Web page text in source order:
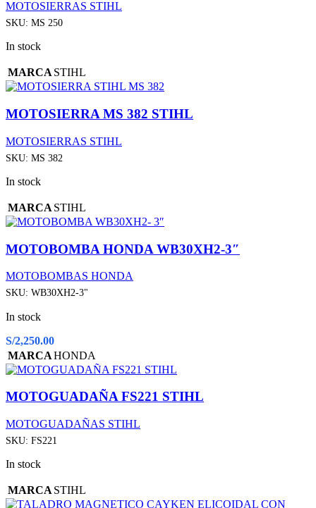
MOTOSIERRAS STIHL
SKU: MS 250
In stock
MARCA STIHL
MOTOSIERRA MS 382 STIHL
MOTOSIERRAS STIHL
SKU: MS 382
In stock
MARCA STIHL
MOTOBOMBA HONDA WB30XH2-3″
MOTOBOMBAS HONDA
SKU: WB30XH2-3"
In stock
S/2,250.00
MARCAHONDA
MOTOGUADAÑA FS221 STIHL
MOTOGUADAÑAS STIHL
SKU: FS221
In stock
MARCA STIHL